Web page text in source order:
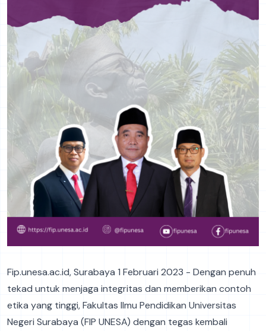
Fip.unesa.ac.id, Surabaya 1 Februari 2023 - Dengan penuh
tekad untuk menjaga integritas dan memberikan contoh
etika yang tinggi, Fakultas Ilmu Pendidikan Universitas
Negeri Surabaya (FIP UNESA) dengan tegas kembali